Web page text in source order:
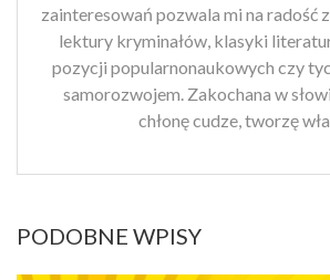
zainteresowań pozwala mi na radość
lektury kryminałów, klasyki
pozycji popularnonaukowych czy
samorozwojem. Zakochana w
chłonę cudze, tworzę
PODOBNE WPISY